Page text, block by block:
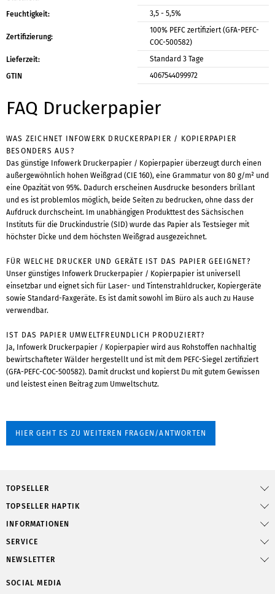
Feuchtigkeit:
3,5 - 5,5%
Zertifizierung:
100% PEFC zertifiziert (GFA-PEFC-
COC-500582)
Lieferzeit:
Standard 3 Tage
GTIN
4067544099972
FAQ Druckerpapier
WAS ZEICHNET INFOWERK DRUCKERPAPIER / KOPIERPAPIER
BESONDERS AUS?
Das günstige Infowerk Druckerpapier / Kopierpapier überzeugt durch einen
außergewöhnlich hohen Weißgrad (CIE 160), eine Grammatur von 80 g/m² und
eine Opazität von 95%. Dadurch erscheinen Ausdrucke besonders brillant
und es ist problemlos möglich, beide Seiten zu bedrucken, ohne dass der
Aufdruck durchscheint. Im unabhängigen Produkttest des Sächsischen
Instituts für die Druckindustrie (SID) wurde das Papier als Testsieger mit
höchster Dicke und dem höchsten Weißgrad ausgezeichnet.
FÜR WELCHE DRUCKER UND GERÄTE IST DAS PAPIER GEEIGNET?
Unser günstiges Infowerk Druckerpapier / Kopierpapier ist universell
einsetzbar und eignet sich für Laser- und Tintenstrahldrucker, Kopiergeräte
sowie Standard-Faxgeräte. Es ist damit sowohl im Büro als auch zu Hause
verwendbar.
IST DAS PAPIER UMWELTFREUNDLICH PRODUZIERT?
Ja, Infowerk Druckerpapier / Kopierpapier wird aus Rohstoffen nachhaltig
bewirtschafteter Wälder hergestellt und ist mit dem PEFC-Siegel zertifiziert
(GFA-PEFC-COC-500582). Damit druckst und kopierst Du mit gutem Gewissen
und leistest einen Beitrag zum Umweltschutz.
HIER GEHT ES ZU WEITEREN FRAGEN/ANTWORTEN
TOPSELLER
TOPSELLER HAPTIK
INFORMATIONEN
SERVICE
NEWSLETTER
SOCIAL MEDIA